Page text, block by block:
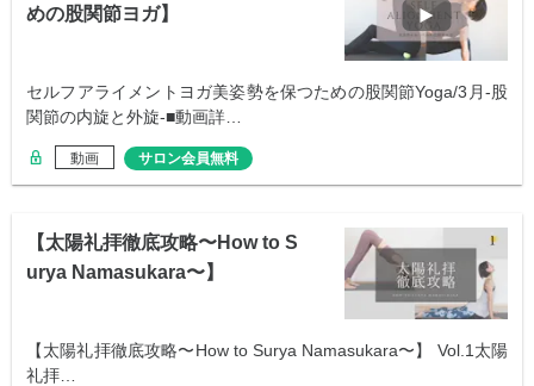
めの股関節ヨガ】
セルフアライメントヨガ美姿勢を保つための股関節Yoga/3月-股
関節の内旋と外旋-■動画詳…
動画 サロン会員無料
【太陽礼拝徹底攻略〜How to S
urya Namasukara〜】
【太陽礼拝徹底攻略〜How to Surya Namasukara〜】 Vol.1太陽
礼拝…